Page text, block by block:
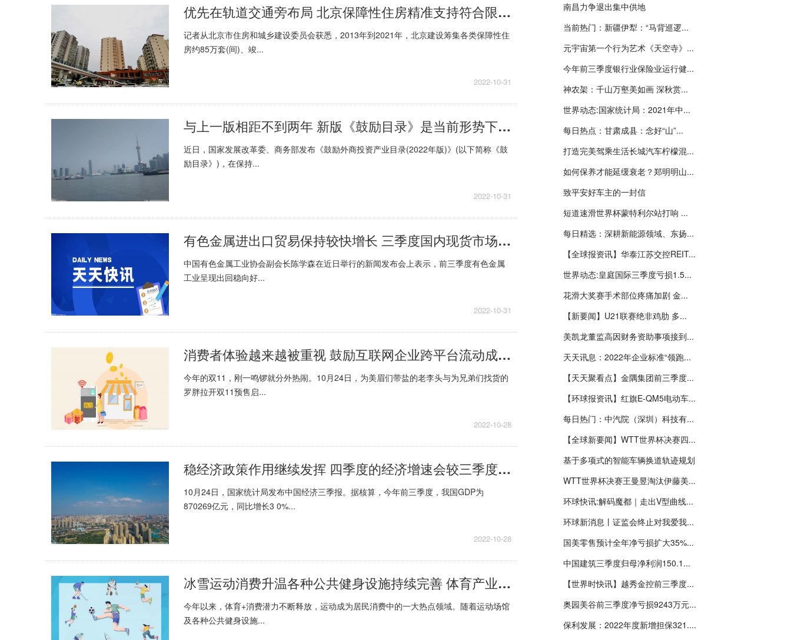
优先在轨道交通旁布局 北京保障性住房精准支持符合限购的刚需无房家庭首次置业需求
记者从北京市住房和城乡建设委员会获悉，2013年到2021年，北京建设筹集各类保障性住
房约85万套(间)、竣...
2022-10-31
与上一版相距不到两年 新版《鼓励目录》是当前形势下进一步稳外资的重要举措
近日，国家发展改革委、商务部发布《鼓励外商投资产业目录(2022年版)》(以下简称《鼓
励目录》)，在保持...
2022-10-31
有色金属进出口贸易保持较快增长 三季度国内现货市场铜价已呈现筑底回稳的态势
中国有色金属工业协会副会长陈学森在近日举行的新闻发布会上表示，前三季度有色金属
工业呈现出回稳向好...
2022-10-31
消费者体验越来越被重视 鼓励互联网企业跨平台流动成为了行业主旋律
今年的双11，刚一鸣锣就分外热闹。10月24日，为美眉们带盐的老李头与为兄弟们找货的
罗胖拉开双11预售启...
2022-10-28
稳经济政策作用继续发挥 四季度的经济增速会较三季度有所好转
10月24日，国家统计局发布中国经济三季报。据核算，今年前三季度，我国GDP为
870269亿元，同比增长3 0%...
2022-10-28
冰雪运动消费升温各种公共健身设施持续完善 体育产业发展将步入快车道
今年以来，体育+消费潜力不断释放，运动成为居民消费中的一大热点领域。随着运动场馆
及各种公共健身设施...
南昌力争退出集中供地
当前热门：新疆伊犁：“马背巡逻...
元宇宙第一个行为艺术《天空寺》...
今年前三季度银行业保险业运行健...
神农架：千山万壑美如画 深秋赏...
世界动态:国家统计局：2021年中...
每日热点：甘肃成县：念好“山”...
打造完美驾乘生活长城汽车柠檬混...
如何保养才能延缓衰老？郑明明山...
致平安好车主的一封信
短道速滑世界杯蒙特利尔站打响 ...
每日精选：深耕新能源领域、东扬...
【全球报资讯】华泰江苏交控REIT...
世界动态:皇庭国际三季度亏损1.5...
花滑大奖赛手术部位疼痛加剧 金...
【新要闻】U21联赛绝非鸡肋 多...
美凯龙董监高因财务资助事项接到...
天天讯息：2022年企业标准“领跑...
【天天聚看点】金隅集团前三季度...
【环球报资讯】红旗E-QM5电动车...
每日热门：中汽院（深圳）科技有...
【全球新要闻】WTT世界杯决赛四...
基于多项式的智能车辆换道轨迹规划
WTT世界杯决赛王曼昱淘汰伊藤美...
环球快讯:解码魔都｜走出V型曲线...
环球新消息丨证监会终止对我爱我...
国美零售预计全年净亏损扩大35%...
中国建筑三季度归母净利润150.1...
【世界时快讯】越秀金控前三季度...
奥园美谷前三季度净亏损9243万元...
保利发展：2022年度新增担保321....